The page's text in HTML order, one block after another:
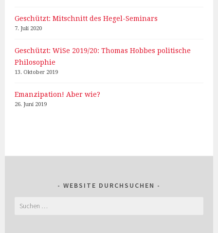
Geschützt: Mitschnitt des Hegel-Seminars
7. Juli 2020
Geschützt: WiSe 2019/20: Thomas Hobbes politische
Philosophie
13. Oktober 2019
Emanzipation! Aber wie?
26. Juni 2019
WEBSITE DURCHSUCHEN
Suchen